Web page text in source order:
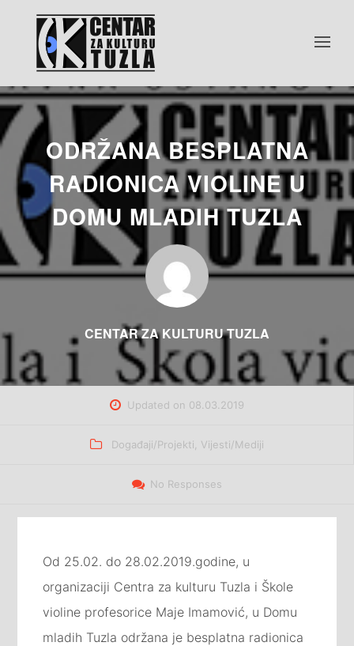
ODRŽANA BESPLATNA
RADIONICA VIOLINE U
DOMU MLADIH TUZLA
CENTAR ZA KULTURU TUZLA
Updated on 08.03.2019
Categories
Događaji/Projekti Vijesti/Mediji
No Responses
Od 25.02. do 28.02.2019.godine, u
organizaciji Centra za kulturu Tuzla i Škole
violine profesorice Maje Imamović, u Domu
mladih Tuzla održana je besplatna radionica